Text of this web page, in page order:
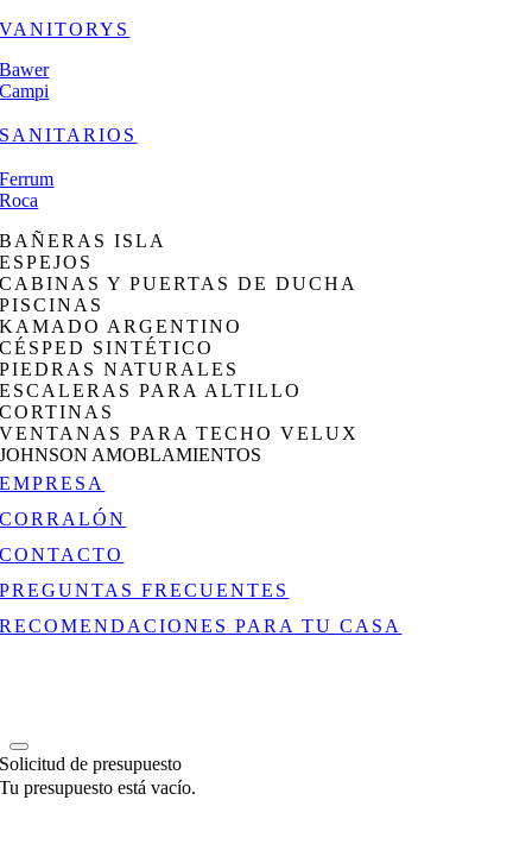
VANITORYS
Bawer
Campi
SANITARIOS
Ferrum
Roca
BAÑERAS ISLA
ESPEJOS
CABINAS Y PUERTAS DE DUCHA
PISCINAS
KAMADO ARGENTINO
CÉSPED SINTÉTICO
PIEDRAS NATURALES
ESCALERAS PARA ALTILLO
CORTINAS
VENTANAS PARA TECHO VELUX
JOHNSON AMOBLAMIENTOS
EMPRESA
CORRALÓN
CONTACTO
PREGUNTAS FRECUENTES
RECOMENDACIONES PARA TU CASA
Solicitud de presupuesto
Tu presupuesto está vacío.